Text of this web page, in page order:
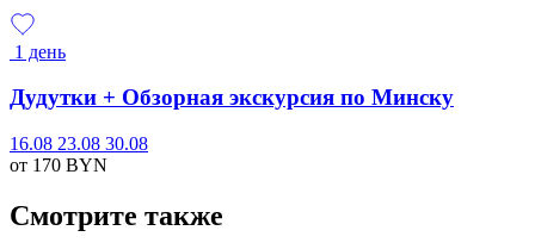
1 день
Дудутки + Обзорная экскурсия по Минску
16.08 23.08 30.08
от 170 BYN
Смотрите также